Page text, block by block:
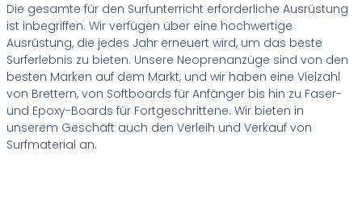
Die gesamte für den Surfunterricht erforderliche Ausrüstung
ist inbegriffen. Wir verfügen über eine hochwertige
Ausrüstung, die jedes Jahr erneuert wird, um das beste
Surferlebnis zu bieten. Unsere Neoprenanzüge sind von den
besten Marken auf dem Markt, und wir haben eine Vielzahl
von Brettern, von Softboards für Anfänger bis hin zu Faser-
und Epoxy-Boards für Fortgeschrittene. Wir bieten in
unserem Geschäft auch den Verleih und Verkauf von
Surfmaterial an.